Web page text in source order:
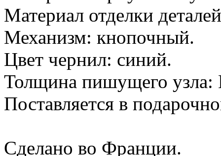
Материал отделки
Механизм: кнопочный.
Цвет чернил: синий.
Толщина пишущего узла:
Поставляется в
Сделано во Франции.